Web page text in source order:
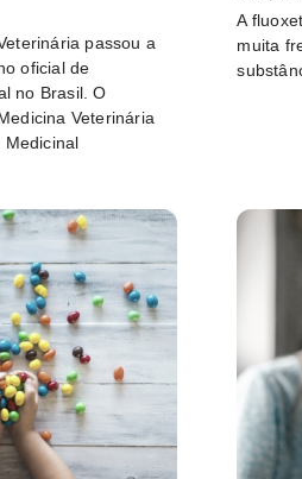
passou a
oficial de
no Brasil. O
Veterinária
Medicinal
A
muita